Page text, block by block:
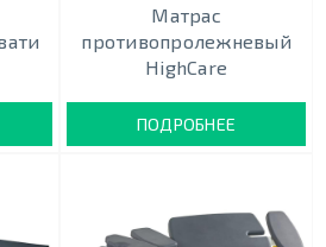
Матрас
противопролежневый
HighCare
ПОДРОБНЕЕ